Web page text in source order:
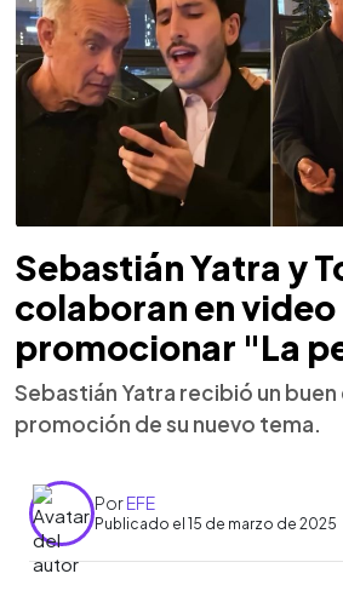
Sebastián Yatra y
colaboran en video
promocionar "La
Sebastián Yatra recibió un buen
promoción de su nuevo tema.
PorEFE
Publicado el 15 de marzo de 2025